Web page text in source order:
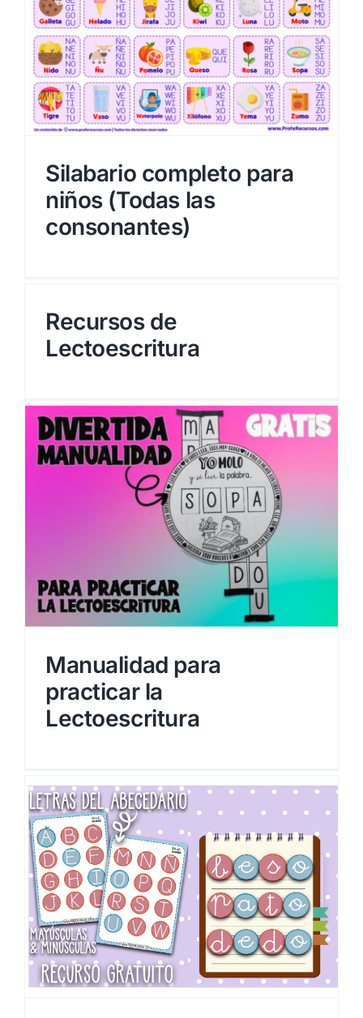
Silabario completo para
niños (Todas las
consonantes)
Recursos de
Lectoescritura
Manualidad para
practicar la
Lectoescritura